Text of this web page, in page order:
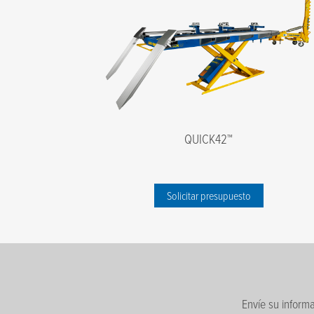
QUICK42™
Solicitar presupuesto
Envíe su